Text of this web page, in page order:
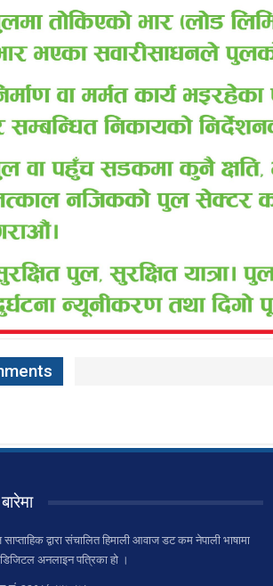
द्वारा संचालित हिमाली आवाज डट कम नेपाली भाषामा
अनलाइन पत्रिका हो ।